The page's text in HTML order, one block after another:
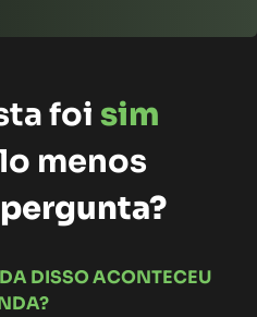
foi sim
menos
DISSO ACONTECEU